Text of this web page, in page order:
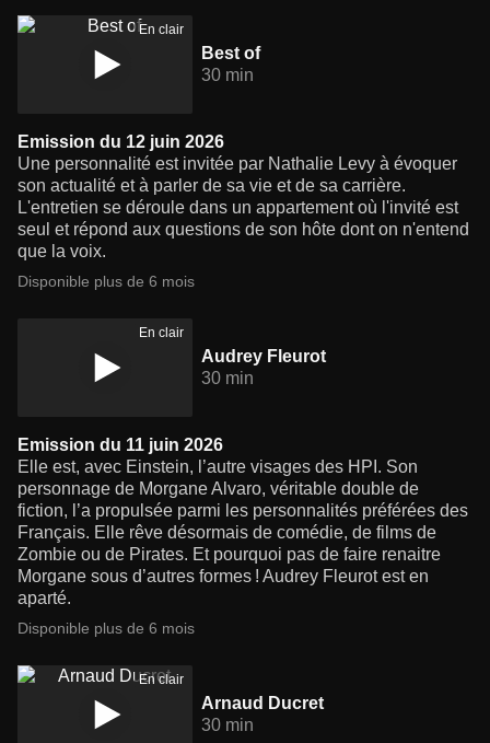
En clair
Best of
30 min
Emission du 12 juin 2026
Une personnalité est invitée par Nathalie Levy à évoquer
son actualité et à parler de sa vie et de sa carrière.
L'entretien se déroule dans un appartement où l'invité est
seul et répond aux questions de son hôte dont on n'entend
que la voix.
Disponible plus de 6 mois
En clair
Audrey Fleurot
30 min
Emission du 11 juin 2026
Elle est, avec Einstein, l’autre visages des HPI. Son
personnage de Morgane Alvaro, véritable double de
fiction, l’a propulsée parmi les personnalités préférées des
Français. Elle rêve désormais de comédie, de films de
Zombie ou de Pirates. Et pourquoi pas de faire renaitre
Morgane sous d’autres formes ! Audrey Fleurot est en
aparté.
Disponible plus de 6 mois
En clair
Arnaud Ducret
30 min